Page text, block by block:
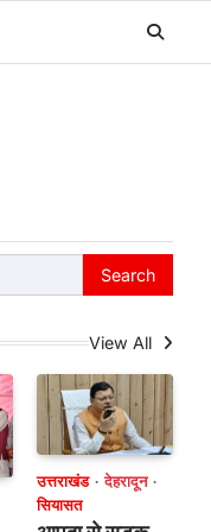
View All
उत्तराखंड
देहरादून
सियासत